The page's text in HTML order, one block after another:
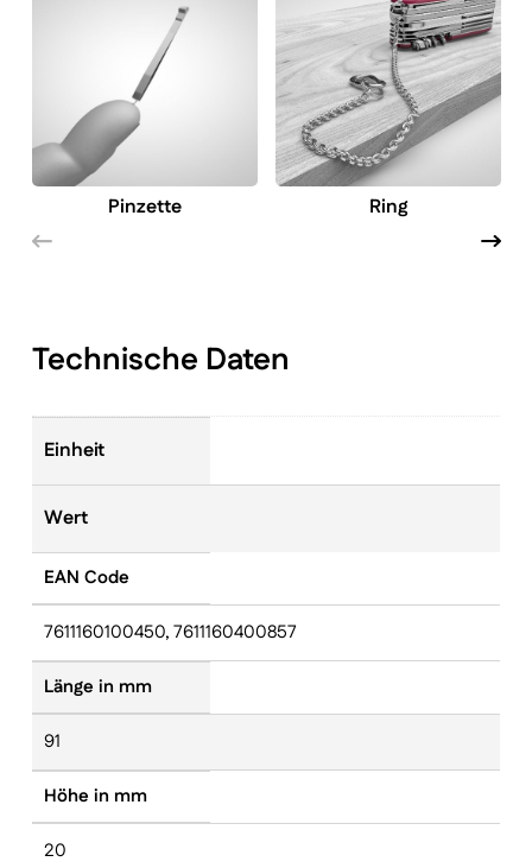
Pinzette Ring
Technische Daten
Einheit
Wert
EAN Code
7611160100450, 7611160400857
Länge in mm
91
Höhe in mm
20